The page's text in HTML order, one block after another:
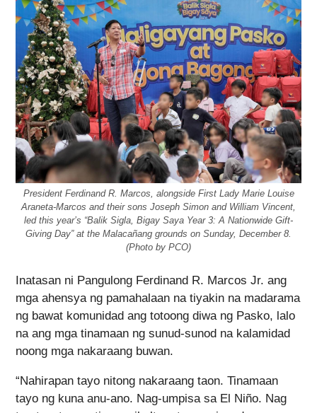
President Ferdinand R. Marcos, alongside First Lady Marie Louise
Araneta-Marcos and their sons Joseph Simon and William Vincent,
led this year’s “Balik Sigla, Bigay Saya Year 3: A Nationwide Gift-
Giving Day” at the Malacañang grounds on Sunday, December 8.
(Photo by PCO)
Inatasan ni Pangulong Ferdinand R. Marcos Jr. ang
mga ahensya ng pamahalaan na tiyakin na madarama
ng bawat komunidad ang totoong diwa ng Pasko, lalo
na ang mga tinamaan ng sunud-sunod na kalamidad
noong mga nakaraang buwan.
“Nahirapan tayo nitong nakaraang taon. Tinamaan
tayo ng kuna anu-ano. Nag-umpisa sa El Niño. Nag